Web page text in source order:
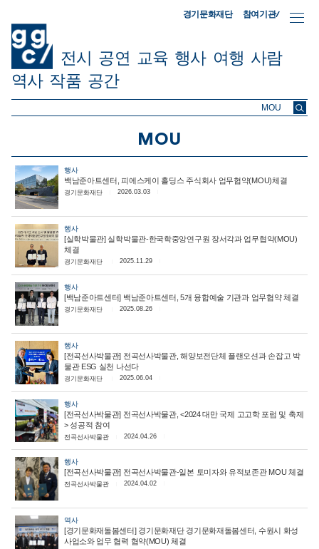
경기문화재단 참여기관/
전시 공연 교육 행사 여행 사람
역사 작품 공간
ggc/
MOU
행사
백남준아트센터, 피에스케이 홀딩스 주식회사 업무협약(MOU)체결
경기문화재단 2026.03.03
행사
[실학박물관] 실학박물관-한국학중앙연구원 장서각과 업무협약(MOU)
체결
경기문화재단 2025.11.29
행사
[백남준아트센터] 백남준아트센터, 5개 융합예술 기관과 업무협약 체결
경기문화재단 2025.08.26
행사
[전곡선사박물관] 전곡선사박물관, 해양보전단체 플랜오션과 손잡고 박
물관 ESG 실천 나선다
경기문화재단 2025.06.04
행사
[전곡선사박물관] 전곡선사박물관, <2024 대만 국제 고고학 포럼 및 축제
> 성공적 참여
전곡선사박물관 2024.04.26
행사
[전곡선사박물관] 전곡선사박물관-일본 토미자와 유적보존관 MOU 체결
전곡선사박물관 2024.04.02
역사
[경기문화재돌봄센터] 경기문화재단 경기문화재돌봄센터, 수원시 화성
사업소와 업무 협력 협약(MOU) 체결